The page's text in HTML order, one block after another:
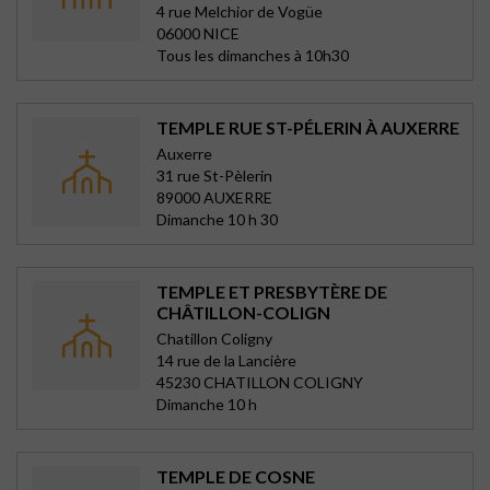
4 rue Melchior de Vogüe
06000 NICE
Tous les dimanches à 10h30
TEMPLE RUE ST-PÉLERIN À AUXERRE
Auxerre
31 rue St-Pèlerin
89000 AUXERRE
Dimanche 10 h 30
TEMPLE ET PRESBYTÈRE DE
CHÂTILLON-COLIGN
Chatillon Coligny
14 rue de la Lancière
45230 CHATILLON COLIGNY
Dimanche 10 h
TEMPLE DE COSNE